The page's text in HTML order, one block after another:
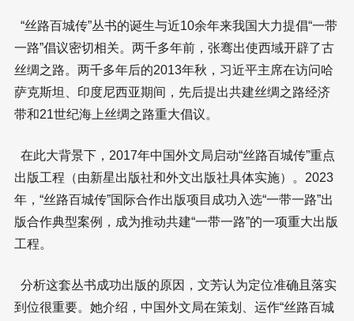
“丝路百城传”丛书的诞生与近10余年来我国大力提倡“一带
一路”倡议密切相关。两千多年前，张骞出使西域开辟了古
丝绸之路。两千多年后的2013年秋，习近平主席在访问哈
萨克斯坦、印度尼西亚期间，先后提出共建丝绸之路经济
带和21世纪海上丝绸之路重大倡议。
在此大背景下，2017年中国外文局启动“丝路百城传”重点
出版工程（由新星出版社和外文出版社具体实施）。2023
年，“丝路百城传”国际合作出版项目成功入选“一带一路”出
版合作典型案例，成为推动共建“一带一路”的一项重大出版
工程。
分析这套丛书成功出版的原因，文芳认为定位准确且落实
到位很重要。她介绍，中国外文局在策划、运作“丝路百城